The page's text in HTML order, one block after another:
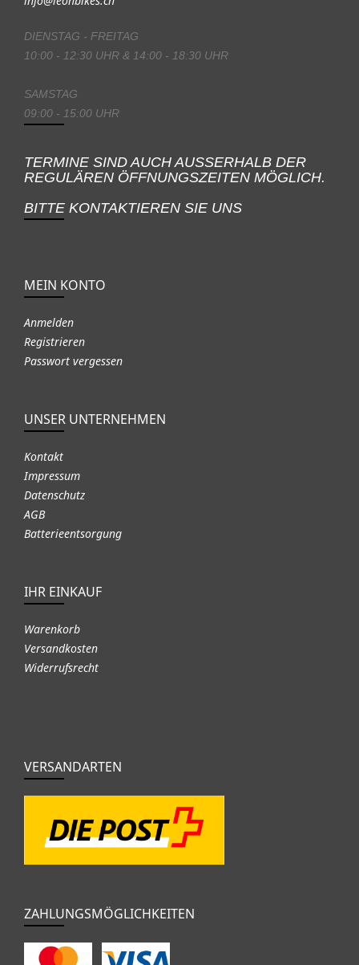
DIENSTAG - FREITAG
10:00 - 12:30 UHR & 14:00 - 18:30 UHR
SAMSTAG
09:00 - 15:00 UHR
TERMINE SIND AUCH AUSSERHALB DER
REGULÄREN ÖFFNUNGSZEITEN MÖGLICH.
BITTE KONTAKTIEREN SIE UNS
MEIN KONTO
Anmelden
Registrieren
Passwort vergessen
UNSER UNTERNEHMEN
Kontakt
Impressum
Datenschutz
AGB
Batterieentsorgung
IHR EINKAUF
Warenkorb
Versandkosten
Widerrufsrecht
VERSANDARTEN
ZAHLUNGSMÖGLICHKEITEN